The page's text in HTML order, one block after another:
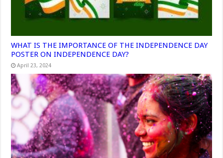
WHAT IS THE IMPORTANCE OF THE INDEPENDENCE DAY
POSTER ON INDEPENDENCE DAY?
April 23, 2024